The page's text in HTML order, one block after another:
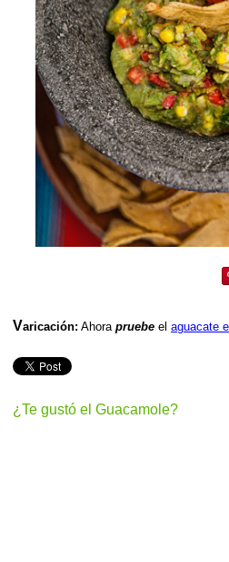
Varicación: Ahora pruebe el aguacate
¿Te gustó el Guacamole?